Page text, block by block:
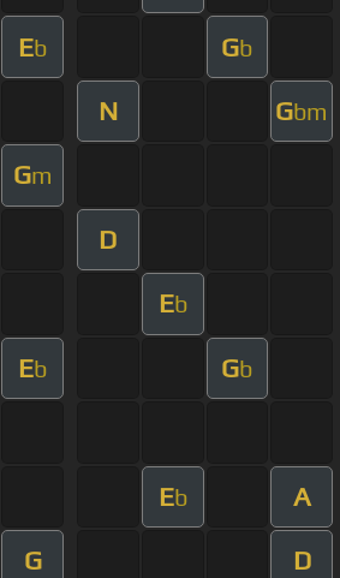
Eb Gb
N Gbm
Gm
D
Eb
Eb Gb
Eb A
G D